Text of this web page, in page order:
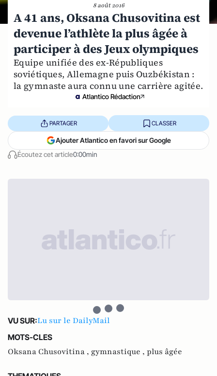
8 août 2016
A 41 ans, Oksana Chusovitina est
devenue l’athlète la plus âgée à
participer à des Jeux olympiques
Equipe unifiée des ex-Républiques
soviétiques, Allemagne puis Ouzbékistan :
la gymnaste aura connu une carrière agitée.
Atlantico Rédaction
Écoutez cet article0:00min
PARTAGER CLASSER
Ajouter Atlantico en favori sur Google
VU SUR:Lu sur le DailyMail
MOTS-CLES
Oksana Chusovitina , gymnastique , plus âgée